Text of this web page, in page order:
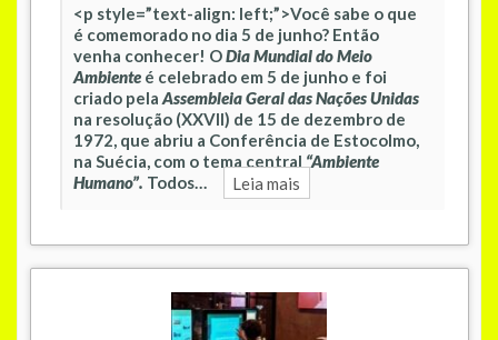
<p style=”text-align: left;”>Você sabe o que
é comemorado no dia 5 de junho? Então
venha conhecer! ODia Mundialdo Meio
Ambienteé celebrado em 5 de junho e foi
criado pela Assembleia Geraldas Nações Unidas
na resolução (XXVII) de 15 de dezembro de
1972, que abriu a Conferência de Estocolmo,
na Suécia, com o tema central “Ambiente
Humano”. Todos… Leia mais